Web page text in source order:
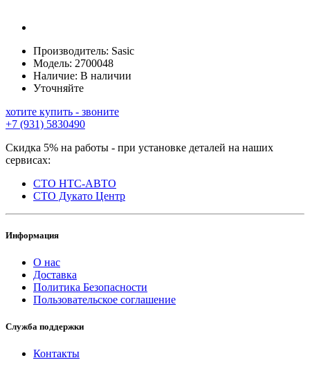
Производитель: Sasic
Модель: 2700048
Наличие: В наличии
Уточняйте
хотите купить - звоните
+7 (931) 5830490
Скидка 5% на работы - при установке деталей на наших
сервисах:
СТО НТС-АВТО
СТО Дукато Центр
Информация
О нас
Доставка
Политика Безопасности
Пользовательское соглашение
Служба поддержки
Контакты